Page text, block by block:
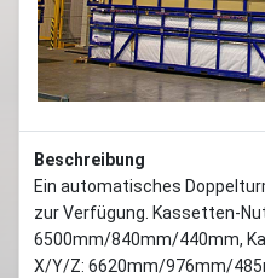
Beschreibung
Ein automatisches
zur Verfügung. Kassetten-
6500mm/840mm/440mm,
X/Y/Z: 6620mm/976mm/